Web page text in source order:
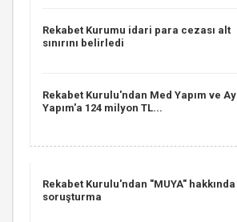
Rekabet Kurumu idari para cezası alt
sınırını belirledi
Rekabet Kurulu'ndan Med Yapım ve Ay
Yapım'a 124 milyon TL...
Rekabet Kurulu'ndan "MUYA" hakkında
soruşturma